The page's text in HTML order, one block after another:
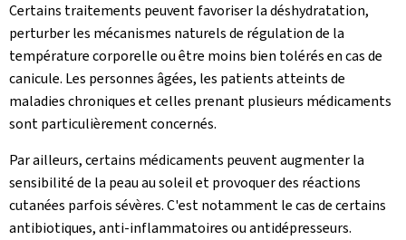
Certains traitements peuvent favoriser la déshydratation,
perturber les mécanismes naturels de régulation de la
température corporelle ou être moins bien tolérés en cas de
canicule. Les personnes âgées, les patients atteints de
maladies chroniques et celles prenant plusieurs médicaments
sont particulièrement concernés.
Par ailleurs, certains médicaments peuvent augmenter la
sensibilité de la peau au soleil et provoquer des réactions
cutanées parfois sévères. C'est notamment le cas de certains
antibiotiques, anti‑inflammatoires ou antidépresseurs.